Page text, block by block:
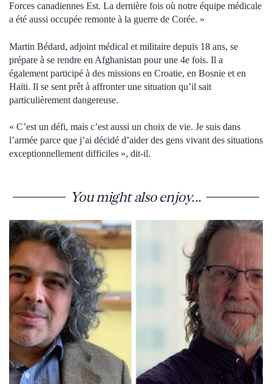
Forces canadiennes Est. La dernière fois où notre équipe médicale
a été aussi occupée remonte à la guerre de Corée. »
Martin Bédard, adjoint médical et militaire depuis 18 ans, se
prépare à se rendre en Afghanistan pour une 4e fois. Il a
également participé à des missions en Croatie, en Bosnie et en
Haïti. Il se sent prêt à affronter une situation qu’il sait
particulièrement dangereuse.
« C’est un défi, mais c’est aussi un choix de vie. Je suis dans
l’armée parce que j’ai décidé d’aider des gens vivant des situations
exceptionnellement difficiles », dit-il.
You might also enjoy...